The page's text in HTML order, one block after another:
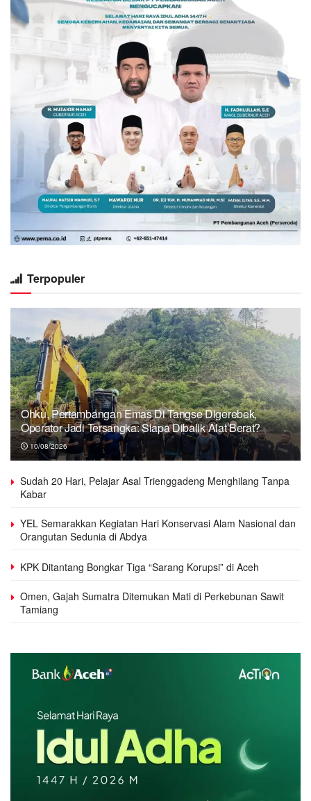
Terpopuler
Ohku, Pertambangan Emas Di Tangse Digerebek,
Operator Jadi Tersangka: Siapa Dibalik Alat Berat?
10/08/2026
Sudah 20 Hari, Pelajar Asal Trienggadeng Menghilang Tanpa
Kabar
YEL Semarakkan Kegiatan Hari Konservasi Alam Nasional dan
Orangutan Sedunia di Abdya
KPK Ditantang Bongkar Tiga “Sarang Korupsi” di Aceh
Omen, Gajah Sumatra Ditemukan Mati di Perkebunan Sawit
Tamiang